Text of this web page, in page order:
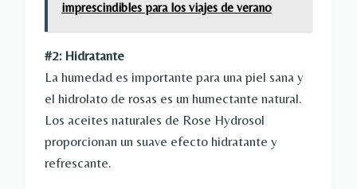
imprescindibles para los viajes de verano
#2: Hidratante
La humedad es importante para una piel sana y
el hidrolato de rosas es un humectante natural.
Los aceites naturales de Rose Hydrosol
proporcionan un suave efecto hidratante y
refrescante.